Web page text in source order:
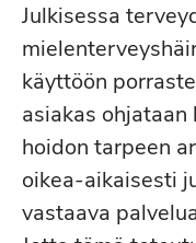
Julkisessa
käyttöön
asiakas
hoidon tarpeen
oikea-aikaisesti
vastaava